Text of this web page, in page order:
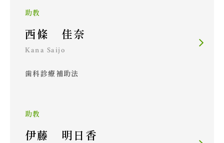
助教
西條 佳奈
Kana Saijo
歯科診療補助法
助教
伊藤 明日香